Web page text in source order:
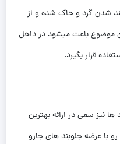
شدن گرد و خاک شده و از
موضوع باعث میشود در داخل
قرار بگیرد.
ها نیز سعی در ارائه بهترین
با عرضه جلوبند های جارو